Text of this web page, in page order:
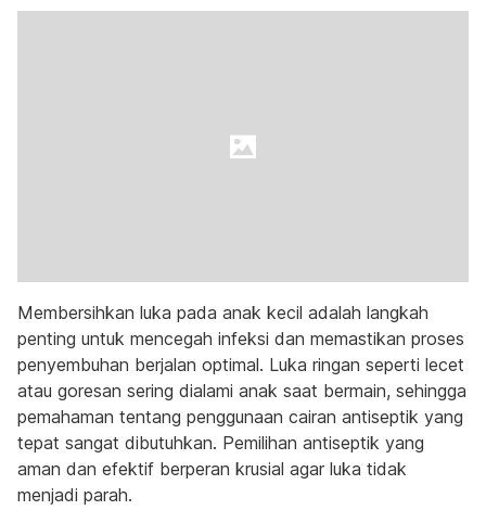
Membersihkan luka pada anak kecil adalah langkah
penting untuk mencegah infeksi dan memastikan proses
penyembuhan berjalan optimal. Luka ringan seperti lecet
atau goresan sering dialami anak saat bermain, sehingga
pemahaman tentang penggunaan cairan antiseptik yang
tepat sangat dibutuhkan. Pemilihan antiseptik yang
aman dan efektif berperan krusial agar luka tidak
menjadi parah.